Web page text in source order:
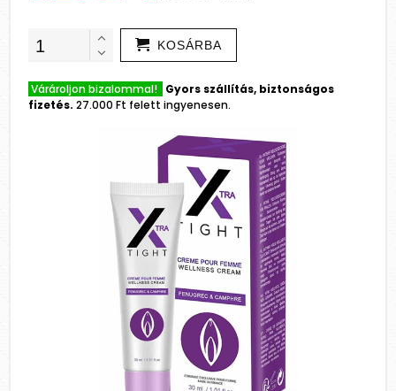
KOSÁRBA
Várároljon bizalommal! Gyors szállítás, biztonságos
fizetés. 27.000 Ft felett ingyenesen.